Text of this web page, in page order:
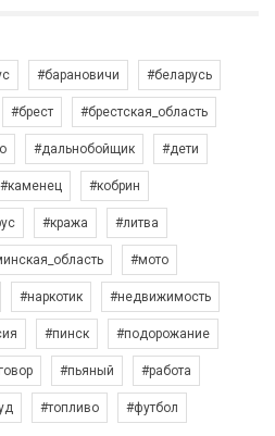
#барановичи #беларусь
#брест #брестская_область
#дальнобойщик #дети
#каменец #кобрин
#кража #литва
#мото
#наркотик #недвижимость
#пинск #подорожание
#пьяный #работа
#топливо #футбол